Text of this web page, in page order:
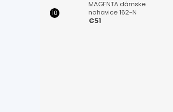
MAGENTA dámske
nohavice 162-N
€51